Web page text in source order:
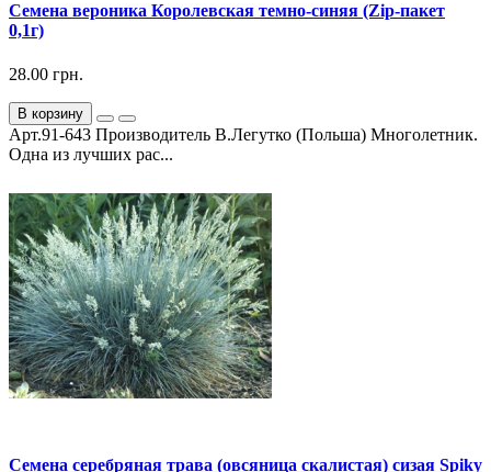
Семена вероника Королевская темно-синяя (Zip-пакет
0,1г)
28.00 грн.
В корзину
Арт.91-643 Производитель В.Легутко (Польша) Многолетник.
Одна из лучших рас...
Семена серебряная трава (овсяница скалистая) сизая Spiky